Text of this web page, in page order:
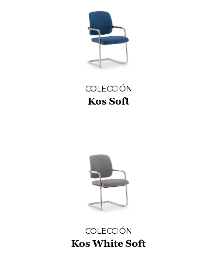
COLECCIÓN
Kos Soft
COLECCIÓN
Kos White Soft